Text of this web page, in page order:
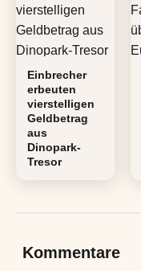
Einbrecher
erbeuten
vierstelligen
Geldbetrag
aus
Dinopark-
Tresor
Kommentare